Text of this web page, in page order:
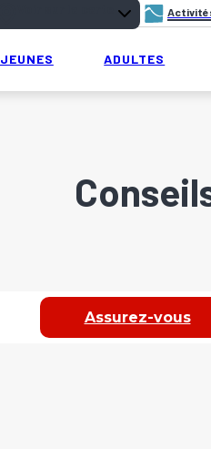
ADULTES
Assurez-vous